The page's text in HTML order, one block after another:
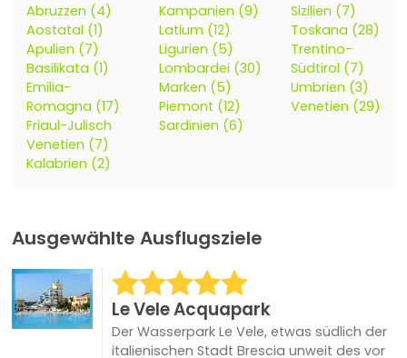
Abruzzen (4)
Aostatal (1)
Apulien (7)
Basilikata (1)
Emilia-
Romagna (17)
Friaul-Julisch
Venetien (7)
Kalabrien (2)
Kampanien (9)
Latium (12)
Ligurien (5)
Lombardei (30)
Marken (5)
Piemont (12)
Sardinien (6)
Sizilien (7)
Toskana (28)
Trentino-
Südtirol (7)
Umbrien (3)
Venetien (29)
Ausgewählte Ausflugsziele
Le Vele Acquapark
Der Wasserpark Le Vele, etwas südlich der
italienischen Stadt Brescia unweit des vor